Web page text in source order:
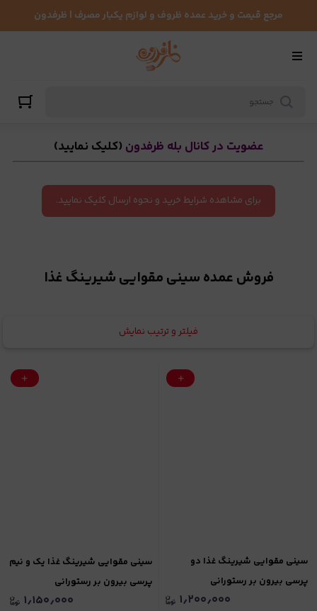
مرجع قیمت و خرید عمده ظروف و لوازم یکبار مصرف | ظرفدون
عضویت در کانال بله ظرفدون (کلیک نمایید)
برای مشاهده شرایط خرید و نحوه ارسال کلیک نمایید.
فروش عمده سینی مقوایی شیرینگ غذا
فیلتر و ترتیب نمایش
سینی مقوایی شیرینگ غذا دو
پرسی بیرون بر رستورانی
۱٫۲۰۰٫۰۰۰
سینی مقوایی شیرینگ غذا یک و نیم
پرسی بیرون بر رستورانی
۱٫۱۵۰٫۰۰۰